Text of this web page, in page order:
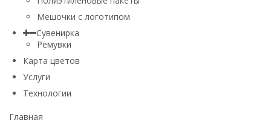
Мешочки с логотипом
Сувенирка
Ремувки
Карта цветов
Услуги
Технологии
Главная